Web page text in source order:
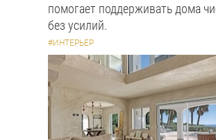
помогает поддерживать дома
без усилий.
#ИНТЕРЬЕР